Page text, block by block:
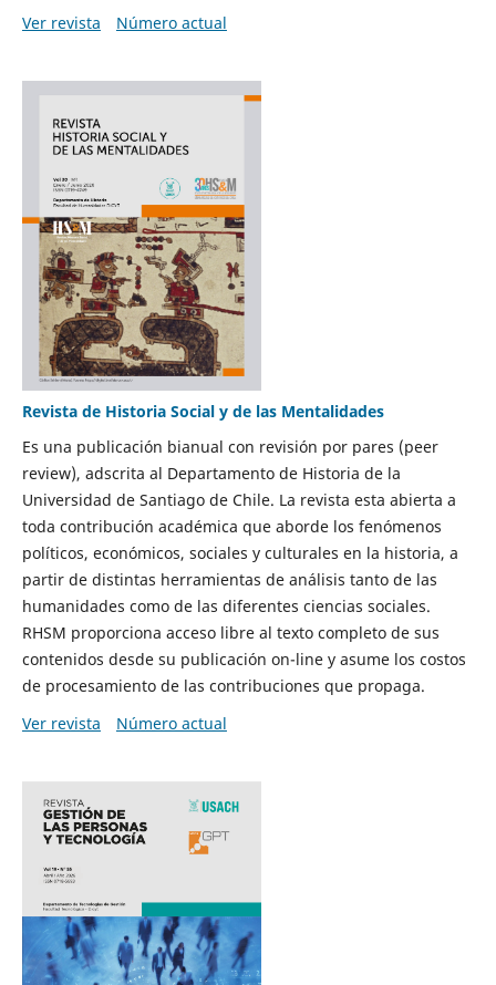
Ver revista
Número actual
Revista de Historia Social y de las Mentalidades
Es una publicación bianual con revisión por pares (peer
review), adscrita al Departamento de Historia de la
Universidad de Santiago de Chile. La revista esta abierta a
toda contribución académica que aborde los fenómenos
políticos, económicos, sociales y culturales en la historia, a
partir de distintas herramientas de análisis tanto de las
humanidades como de las diferentes ciencias sociales.
RHSM proporciona acceso libre al texto completo de sus
contenidos desde su publicación on-line y asume los costos
de procesamiento de las contribuciones que propaga.
Ver revista
Número actual